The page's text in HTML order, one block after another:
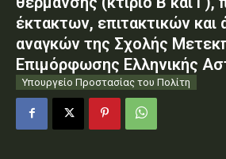
έκτακτων, επιτακτικών
αναγκών της Σχολής
Επιμόρφωσης Ελληνικής
Υπουργείο Προστασίας του Πολίτη